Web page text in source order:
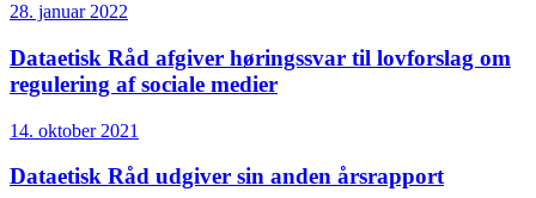
28. januar 2022
Dataetisk Råd afgiver høringssvar til lovforslag om
regulering af sociale medier
14. oktober 2021
Dataetisk Råd udgiver sin anden årsrapport